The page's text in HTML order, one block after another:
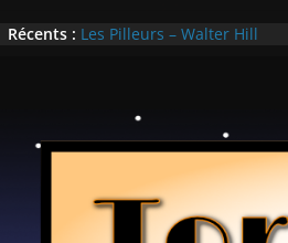
Récents : Les Pilleurs – Walter Hill
Ça chauffe au lycée